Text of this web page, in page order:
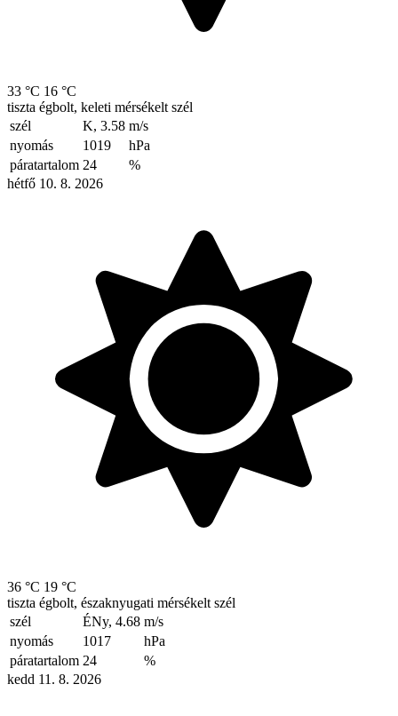
33 °C 16 °C
tiszta égbolt, keleti mérsékelt szél
szél
K, 3.58 m/s
nyomás
1019
hPa
páratartalom 24
%
hétfő 10. 8. 2026
36 °C 19 °C
tiszta égbolt, északnyugati mérsékelt szél
szél
ÉNy, 4.68 m/s
nyomás
1017
hPa
páratartalom 24
%
kedd 11. 8. 2026